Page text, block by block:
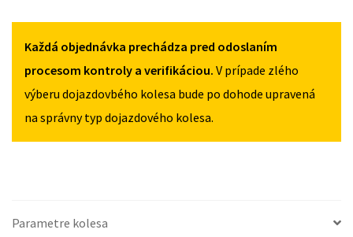
OD
2022
155/85R18
Každá objednávka prechádza pred odoslaním
procesom kontroly a verifikáciou. V prípade zlého
výberu dojazdovbého kolesa bude po dohode upravená
na správny typ dojazdového kolesa.
Parametre kolesa